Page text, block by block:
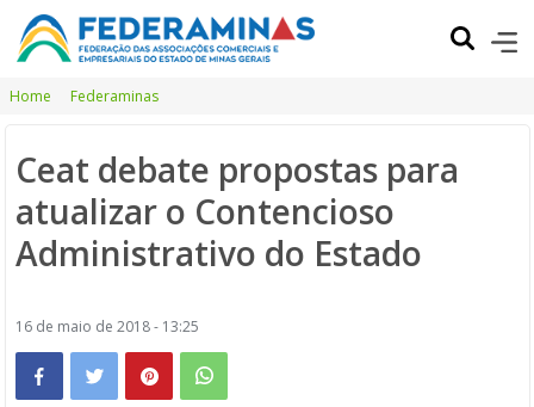
Home Federaminas
Ceat debate propostas para
atualizar o Contencioso
Administrativo do Estado
16 de maio de 2018 - 13:25